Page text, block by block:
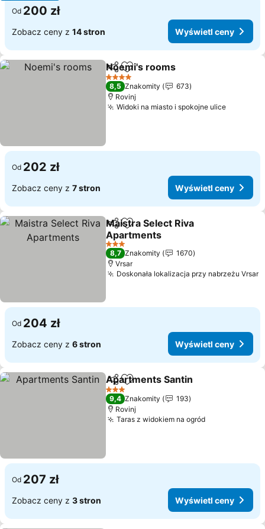
Od 200 zł
Zobacz ceny z 14 stron Wyświetl ceny
UdostępnijDodaj do ulubionych
Noemi's rooms
4 Kategoria
8,5 Znakomity
673
Rovinj
Widoki na miasto i spokojne ulice
Od 202 zł
Zobacz ceny z 7 stron Wyświetl ceny
Udostępnij
Dodaj do ulubionych
Maistra Select Riva
Apartments
3 Kategoria
8,7 Znakomity
1670
Vrsar
Doskonała lokalizacja przy nabrzeżu Vrsar
Od 204 zł
Zobacz ceny z 6 stron Wyświetl ceny
UdostępnijDodaj do ulubionych
Apartments Santin
3 Kategoria
9,4 Znakomity
193
Rovinj
Taras z widokiem na ogród
Od 207 zł
Zobacz ceny z 3 stron Wyświetl ceny